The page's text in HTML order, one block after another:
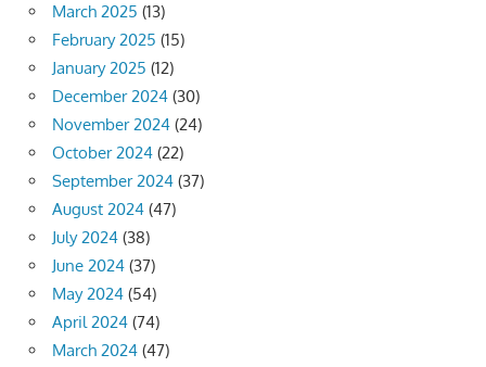
March 2025 (13)
February 2025 (15)
January 2025 (12)
December 2024 (30)
November 2024 (24)
October 2024 (22)
September 2024 (37)
August 2024 (47)
July 2024 (38)
June 2024 (37)
May 2024 (54)
April 2024 (74)
March 2024 (47)